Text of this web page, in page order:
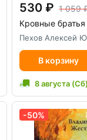
530
1 059
Кровные братья
Пехов Алексей
В корзину
8 августа (Сб)
-50%